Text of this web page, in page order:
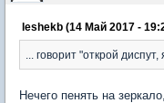
leshekb (14 Май 2017 -
... говорит "открой
Нечего пенять на